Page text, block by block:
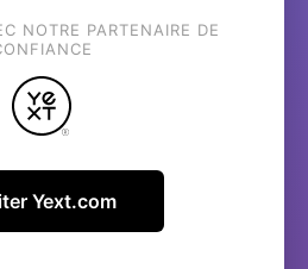
NOTRE PARTENAIRE DE
Yext.com